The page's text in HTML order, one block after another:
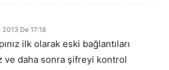
De 17:18
ilk olarak eski bağlantıları
ve daha sonra şifreyi kontrol